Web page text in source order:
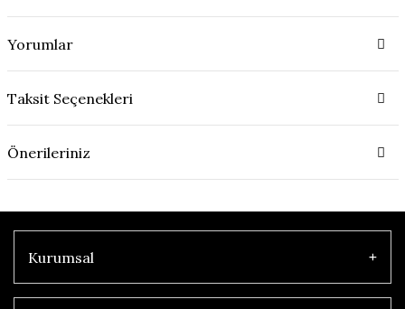
Yorumlar
Taksit Seçenekleri
Önerileriniz
Kurumsal